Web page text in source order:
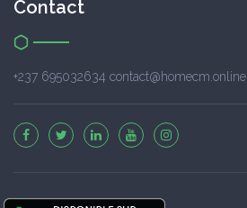
Contact
+237 695032634 contact@homecm.online